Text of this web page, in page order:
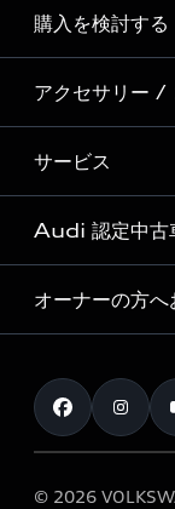
Story of Progress
Audi Sport
Formula 1®
デジタルサービス
ディーラー検索
新車在庫検索
試乗車・展示車検
見積り依頼
試乗予約
購入を検討する
モデル一覧
特別仕様モデル /
e-tronラインアッ
価格シミュレーシ
車両比較
カタログ一覧
アクセサリー /
純正アクセサリー
オンラインショッ
Audi collection
アウディナビアプ
サービス
サービス入庫予約
サービスプログラム
メンテナンス
車検 / 定期点検
e-tronアフターサ
Audi 認定中古
Audi認定中古車
クオリティ
保証
メンテナンス
オーナーの方へ
お知らせ
オーナー様向けキ
© 2026